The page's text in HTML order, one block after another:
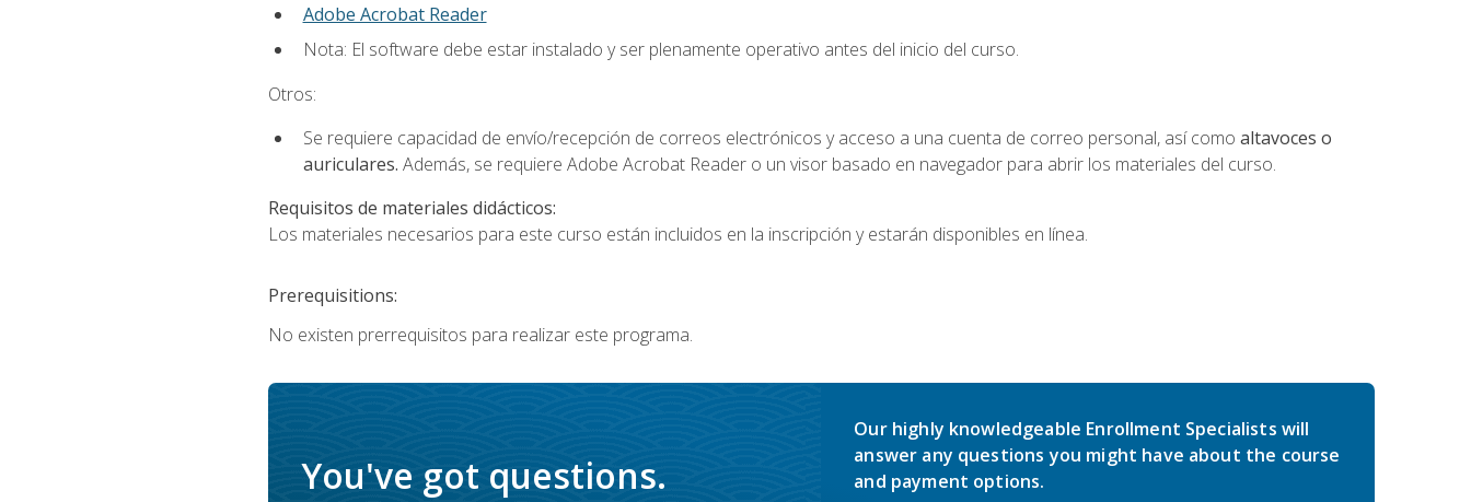
Adobe Acrobat Reader
Nota: El software debe estar instalado y ser plenamente operativo antes del inicio del curso.
Otros:
Se requiere capacidad de envío/recepción de correos electrónicos y acceso a una cuenta de correo personal, así como altavoces o
auriculares. Además, se requiere Adobe Acrobat Reader o un visor basado en navegador para abrir los materiales del curso.
Requisitos de materiales didácticos:
Los materiales necesarios para este curso están incluidos en la inscripción y estarán disponibles en línea.
Prerequisitions:
No existen prerrequisitos para realizar este programa.
You've got questions.
Our highly knowledgeable Enrollment Specialists will
answer any questions you might have about the course
and payment options.